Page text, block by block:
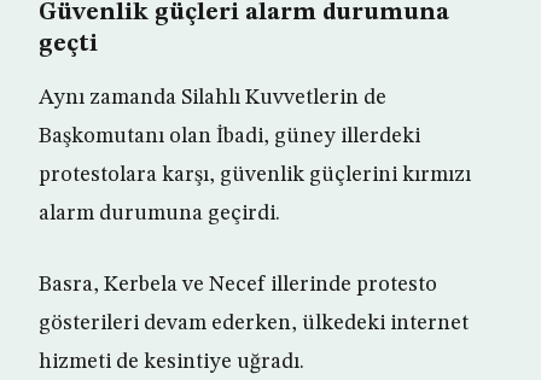
Güvenlik güçleri alarm durumuna
geçti
Aynı zamanda Silahlı Kuvvetlerin de
Başkomutanı olan İbadi, güney illerdeki
protestolara karşı, güvenlik güçlerini kırmızı
alarm durumuna geçirdi.
Basra, Kerbela ve Necef illerinde protesto
gösterileri devam ederken, ülkedeki internet
hizmeti de kesintiye uğradı.